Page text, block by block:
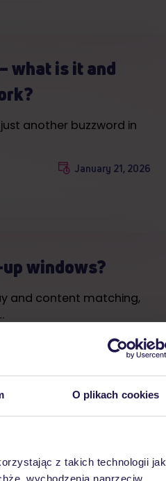
O plikach cookies
z takich technologii jak
wychodzenia naprzeciw
what is it and
another buzzword in
January 21, 2026
windows?
and content matching,
January 19, 2026
in 2026 –